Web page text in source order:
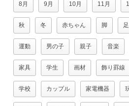
8月 9月 10月 11月
秋 冬 赤ちゃん 脚 足
運動 男の子 親子 音楽
家具 学生 画材 飾り罫線
学校 カップル 家電機器